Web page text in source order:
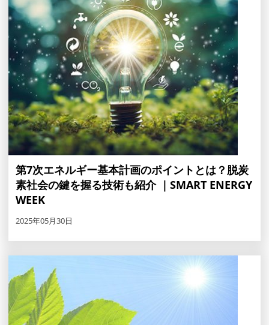
第7次エネルギー基本計画のポイントとは？脱炭
素社会の鍵を握る技術も紹介 ｜SMART ENERGY
WEEK
2025年05月30日